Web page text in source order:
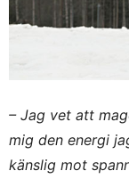
– Jag vet att
mig den energi
känslig mot